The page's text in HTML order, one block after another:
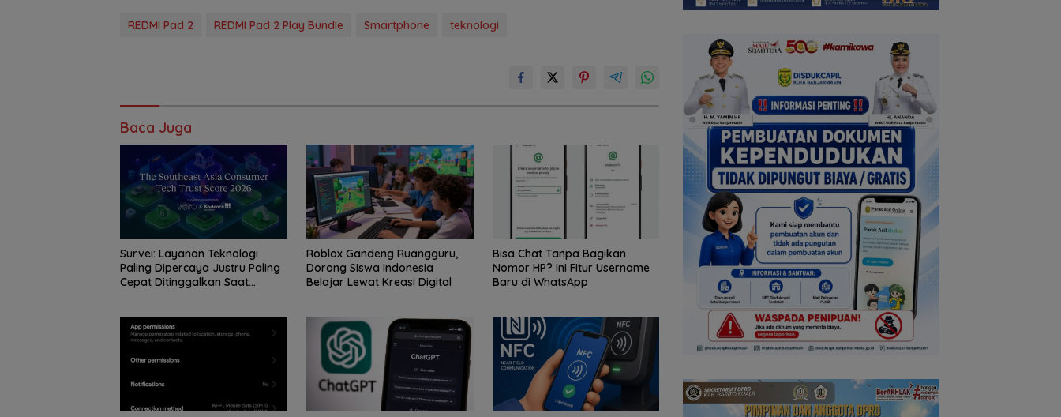
REDMI Pad 2 REDMI Pad 2 Play Bundle Smartphone teknologi
Baca Juga
Survei: Layanan Teknologi
Paling Dipercaya Justru Paling
Cepat Ditinggalkan Saat
Roblox Gandeng Ruangguru,
Dorong Siswa Indonesia
Belajar Lewat Kreasi Digital
Bisa Chat Tanpa Bagikan
Nomor HP? Ini Fitur Username
Baru di WhatsApp